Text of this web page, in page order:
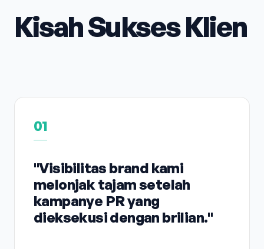
Kisah Sukses Klien
01
"Visibilitas brand kami
melonjak tajam setelah
kampanye PR yang
dieksekusi dengan brilian."